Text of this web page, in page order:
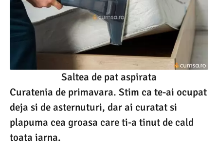
Saltea de pat aspirata
Curatenia de primavara. Stim ca te-ai ocupat
deja si de asternuturi, dar ai curatat si
plapuma cea groasa care ti-a tinut de cald
toata iarna.